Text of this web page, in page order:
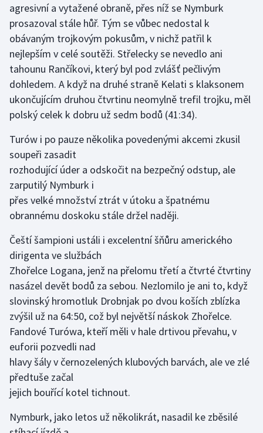
Plážový volejbal
Ragby
Rychlobruslení
Rychlostní kanoistika
Short track
Sportovní střelba
Stolní tenis
Triatlon
Veslování
Vodní slalom
Volejbal
Ostatní
agresivní a vytažené obraně, přes níž se Nymburk
prosazoval stále hůř. Tým se vůbec nedostal k
obávaným trojkovým pokusům, v nichž patřil k
nejlepším v celé soutěži. Střelecky se nevedlo ani
tahounu Rančíkovi, který byl pod zvlášť pečlivým
dohledem. A když na druhé straně Kelati s klaksonem
ukončujícím druhou čtvrtinu neomylně trefil trojku, měl
polský celek k dobru už sedm bodů (41:34).
Turów i po pauze několika povedenými akcemi zkusil
soupeři zasadit
rozhodující úder a odskočit na bezpečný odstup, ale
zarputilý Nymburk i
přes velké množství ztrát v útoku a špatnému
obrannému doskoku stále držel naději.
Čeští šampioni ustáli i excelentní šňůru amerického
dirigenta ve službách
Zhořelce Logana, jenž na přelomu třetí a čtvrté čtvrtiny
nasázel devět bodů za sebou. Nezlomilo je ani to, když
slovinský hromotluk Drobnjak po dvou koších zblízka
zvýšil už na 64:50, což byl největší náskok Zhořelce.
Fandové Turówa, kteří měli v hale drtivou převahu, v
euforii pozvedli nad
hlavy šály v černozelených klubových barvách, ale ve zlé
předtuše začal
jejich bouřící kotel tichnout.
Nymburk, jako letos už několikrát, nasadil ke zběsilé